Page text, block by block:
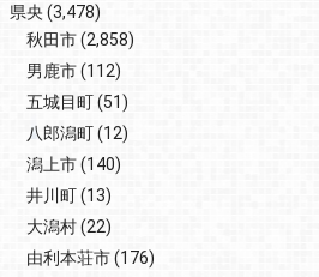
県央 (3,478)
秋田市(2,858)
男鹿市(112)
五城目町(51)
八郎潟町(12)
潟上市(140)
井川町(13)
大潟村(22)
由利本荘市(176)